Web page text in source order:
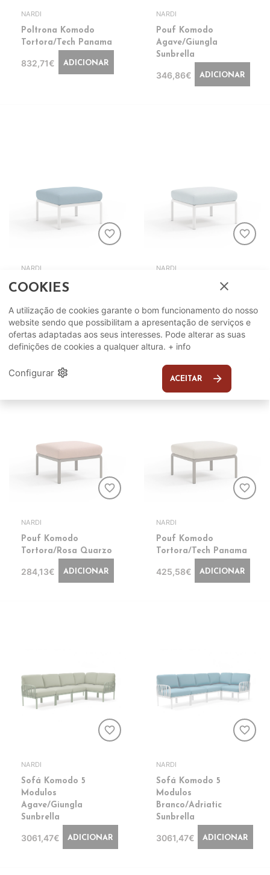
NARDI
Poltrona Komodo
Tortora/Tech Panama
832,71€ ADICIONAR
NARDI
Pouf Komodo
Agave/Giungla
Sunbrella
346,86€ ADICIONAR
favorite_border
NARDI
Pouf Komodo
Sunbrella
346,86€ ADICIONAR
favorite_border
NARDI
Sunbrella
346,86€ ADICIONAR
favorite_border
NARDI
Pouf Komodo
Tortora/Rosa Quarzo
284,13€ ADICIONAR
favorite_border
NARDI
Pouf Komodo
Tortora/Tech Panama
425,58€ ADICIONAR
favorite_border
NARDI
Sofá Komodo 5
Modulos
Agave/Giungla
Sunbrella
3061,47€ ADICIONAR
favorite_border
NARDI
Sofá Komodo 5
Modulos
Branco/Adriatic
Sunbrella
3061,47€ ADICIONAR
COOKIES close
A utilização de cookies garante o bom funcionamento do nosso
website sendo que possibilitam a apresentação de serviços e
ofertas adaptadas aos seus interesses. Pode alterar as suas
definições de cookies a qualquer altura. + info
Configurar settings ACEITAR arrow_forward